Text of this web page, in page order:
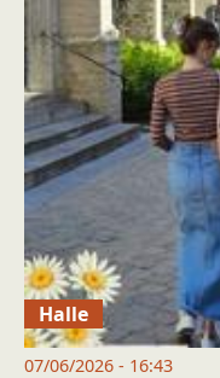
Halle
07/06/2026 - 16:43